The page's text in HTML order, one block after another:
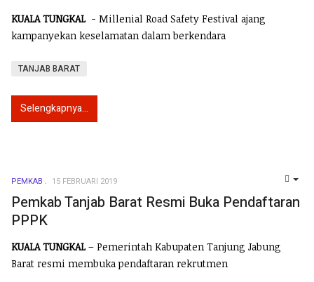
KUALA TUNGKAL- Millenial Road Safety Festival ajang
kampanyekan keselamatan dalam berkendara
TANJAB BARAT
Selengkapnya...
PEMKAB 15 FEBRUARI 2019
Pemkab Tanjab Barat Resmi Buka Pendaftaran
PPPK
KUALA TUNGKAL– Pemerintah Kabupaten Tanjung Jabung
Barat resmi membuka pendaftaran rekrutmen